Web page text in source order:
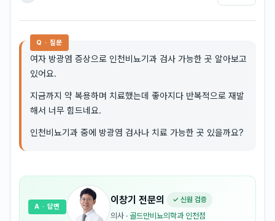
Q · 질문
여자 방광염 증상으로 인천비뇨기과 검사 가능한 곳 알아보고
있어요.
지금까지 약 복용하며 치료했는데 좋아지다 반복적으로 재발
해서 너무 힘드네요.
인천비뇨기과 중에 방광염 검사나 치료 가능한 곳 있을까요?
이창기 전문의 ✓ 신원 검증
의사 · 골드만비뇨의학과 인천점
A · 답변